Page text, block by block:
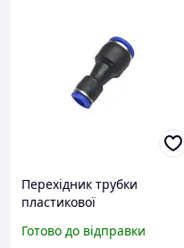
Перехідник трубки
пластикової
Airkraft
Готово до відправки